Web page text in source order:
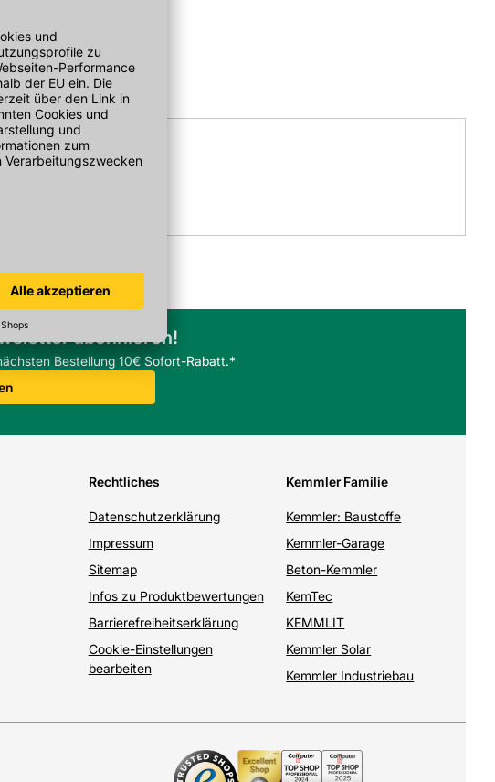
abonnieren!
Bestellung 10€ Sofort-Rabatt.*
Rechtliches
Datenschutzerklärung
Impressum
Sitemap
Infos zu Produktbewertungen
Barrierefreiheitserklärung
Cookie-Einstellungen
bearbeiten
Kemmler Familie
Kemmler: Baustoffe
Kemmler-Garage
Beton-Kemmler
KemTec
KEMMLIT
Kemmler Solar
Kemmler Industriebau